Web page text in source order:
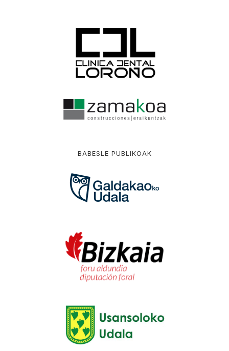
BABESLE PUBLIKOAK